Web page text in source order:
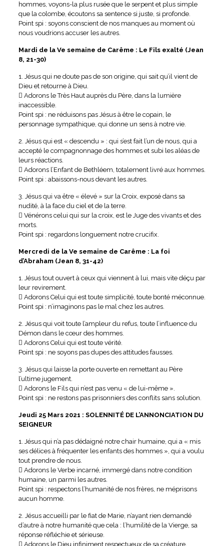
hommes, voyons-la plus rusée que le serpent et plus simple
que la colombe, écoutons sa sentence si juste, si profonde.
Point spi : soyons conscient de nos manques au moment où
nous voudrions accuser les autres.
Mardi de la Ve semaine de Carême : Le Fils exalté (Jean
8, 21-30)
1. Jésus qui ne doute pas de son origine, qui sait qu’il vient de
Dieu et retourne à Dieu.
 Adorons le Très Haut auprès du Père, dans la lumière
inaccessible.
Point spi : ne réduisons pas Jésus à être le copain, le
personnage sympathique, qui donne un sens à notre vie.
2. Jésus qui est « descendu » : qui s’est fait l’un de nous, qui a
accepté le compagnonnage des hommes et subi les aléas de
leurs réactions.
 Adorons l’Enfant de Bethléem, totalement livré aux hommes.
Point spi : abaissons-nous devant les autres.
3. Jésus qui va être « élevé » sur la Croix, exposé dans sa
nudité, à la face du ciel et de la terre.
 Vénérons celui qui sur la croix, est le Juge des vivants et des
morts.
Point spi : regardons longuement notre crucifix.
Mercredi de la Ve semaine de Carême : La foi
d’Abraham (Jean 8, 31-42)
1. Jésus tout ouvert à ceux qui viennent à lui, mais vite déçu par
leur revirement.
 Adorons Celui qui est toute simplicité, toute bonté méconnue.
Point spi : n’imaginons pas le mal chez les autres.
2. Jésus qui voit toute l’ampleur du refus, toute l’influence du
Démon dans le cœur des hommes.
 Adorons Celui qui est toute vérité.
Point spi : ne soyons pas dupes des attitudes fausses.
3. Jésus qui laisse la porte ouverte en remettant au Père
l’ultime jugement.
 Adorons le Fils qui n’est pas venu « de lui-même ».
Point spi : ne restons pas prisonniers des conflits sans solution.
Jeudi 25 Mars 2021 : SOLENNITÉ DE L’ANNONCIATION DU
SEIGNEUR
1. Jésus qui n’a pas dédaigné notre chair humaine, qui a « mis
ses délices à fréquenter les enfants des hommes », qui a voulu
tout prendre de nous.
 Adorons le Verbe incarné, immergé dans notre condition
humaine, un parmi les autres.
Point spi : respectons l’humanité de nos frères, ne méprisons
aucun homme.
2. Jésus accueilli par le fiat de Marie, n’ayant rien demandé
d’autre à notre humanité que cela : l’humilité de la Vierge, sa
réponse réfléchie et sérieuse.
 Adorons le Dieu infiniment respectueux de sa créature,